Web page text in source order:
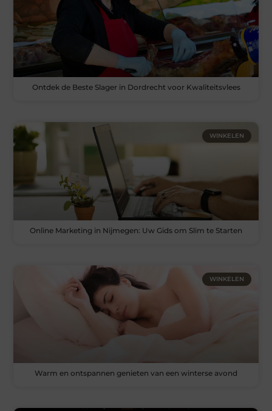
Ontdek de Beste Slager in Dordrecht voor Kwaliteitsvlees
WINKELEN
Online Marketing in Nijmegen: Uw Gids om Slim te Starten
WINKELEN
Warm en ontspannen genieten van een winterse avond